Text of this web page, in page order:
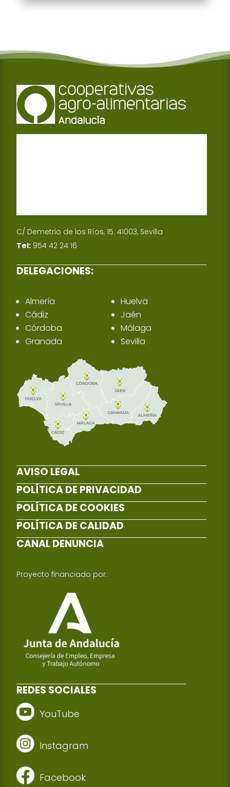
C/ Demetrio de los Ríos, 15. 41003, Sevilla
Tel: 954 42 24 16
DELEGACIONES:
Almería
Cádiz
Córdoba
Granada
Huelva
Jaén
Málaga
Sevilla
AVISO LEGAL
POLÍTICA DE PRIVACIDAD
POLÍTICA DE COOKIES
POLÍTICA DE CALIDAD
CANAL DENUNCIA
Proyecto financiado por:
REDES SOCIALES
YouTube
Instagram
Facebook